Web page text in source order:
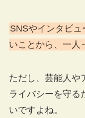
SNSやインタビ
いことから、一人
ただし、芸能人や
ライバシーを守る
いですよね。